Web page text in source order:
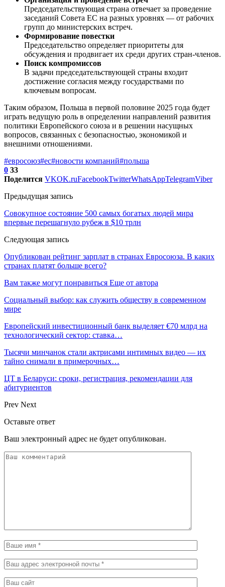
Председательствующая страна отвечает за проведение
заседаний Совета ЕС на разных уровнях — от рабочих
групп до министерских встреч.
Формирование повестки
Председательство определяет приоритеты для
обсуждения и продвигает их среди других стран-членов.
Поиск компромиссов
В задачи председательствующей страны входит
достижение согласия между государствами по
ключевым вопросам.
Таким образом, Польша в первой половине 2025 года будет
играть ведущую роль в определении направлений развития
политики Европейского союза и в решении насущных
вопросов, связанных с безопасностью, экономикой и
внешними отношениями.
#евросоюз#ес#новости компаний#польша
0 33
Поделится VKOK.ruFacebookTwitterWhatsAppTelegramViber
Предыдущая запись
Совокупное состояние 500 самых богатых людей мира
впервые перешагнуло рубеж в $10 трлн
Следующая запись
Опубликован рейтинг зарплат в странах Евросоюза. В каких
странах платят больше всего?
Вам также могут понравиться Еще от автора
Социальный выбор: как служить обществу в современном
мире
Европейский инвестиционный банк выделяет €70 млрд на
технологический сектор: ставка…
Тысячи минчанок стали актрисами интимных видео — их
тайно снимали в примерочных…
ЦТ в Беларуси: сроки, регистрация, рекомендации для
абитуриентов
Prev Next
Оставьте ответ
Ваш электронный адрес не будет опубликован.